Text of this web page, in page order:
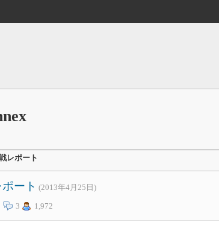
レポート
ート (2013年4月25日)
3 1,972